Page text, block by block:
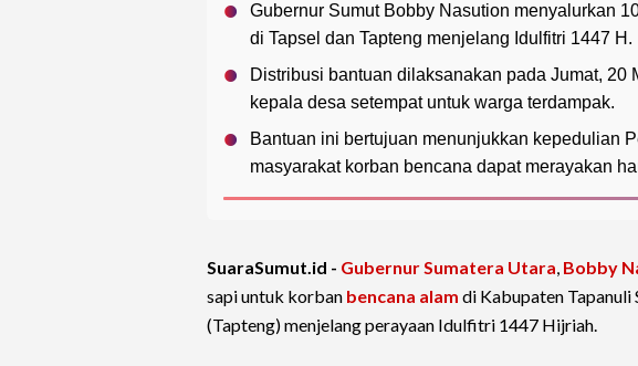
Gubernur Sumut Bobby Nasution menyalurkan
di Tapsel dan Tapteng menjelang Idulfitri 1447 H.
Distribusi bantuan dilaksanakan pada Jumat, 20
kepala desa setempat untuk warga terdampak.
Bantuan ini bertujuan menunjukkan kepedulian
masyarakat korban bencana dapat merayakan
SuaraSumut.id - Gubernur Sumatera Utara, Bobby
sapi untuk korban bencana alam di Kabupaten Tapanuli
(Tapteng) menjelang perayaan Idulfitri 1447 Hijriah.